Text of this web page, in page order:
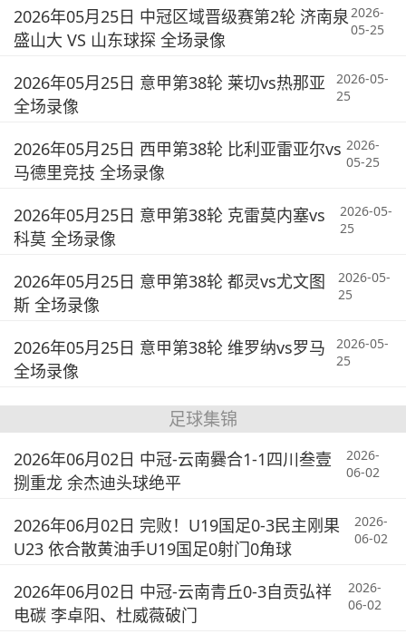
2026年05月25日 中冠区域晋级赛第2轮 济南泉
盛山大 VS 山东球探 全场录像
2026-
05-25
2026年05月25日 意甲第38轮 莱切vs热那亚
全场录像
2026-05-
25
2026年05月25日 西甲第38轮 比利亚雷亚尔vs
马德里竞技 全场录像
2026-
05-25
2026年05月25日 意甲第38轮 克雷莫内塞vs
科莫 全场录像
2026-05-
25
2026年05月25日 意甲第38轮 都灵vs尤文图
斯 全场录像
2026-05-
25
2026年05月25日 意甲第38轮 维罗纳vs罗马
全场录像
2026-05-
25
足球集锦
2026年06月02日 中冠-云南爨合1-1四川叁壹
捌重龙 余杰迪头球绝平
2026-
06-02
2026年06月02日 完败！U19国足0-3民主刚果
U23 依合散黄油手U19国足0射门0角球
2026-
06-02
2026年06月02日 中冠-云南青丘0-3自贡弘祥
电碳 李卓阳、杜威薇破门
2026-
06-02